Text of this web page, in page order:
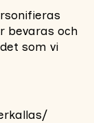
bevaras och
som vi